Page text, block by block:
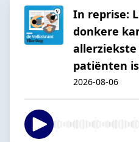
In reprise:
donkere
allerziekste
patiënten
2026-08-06